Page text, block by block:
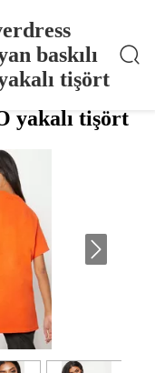
baskılı
tişört
Tişört
yakalı tişört